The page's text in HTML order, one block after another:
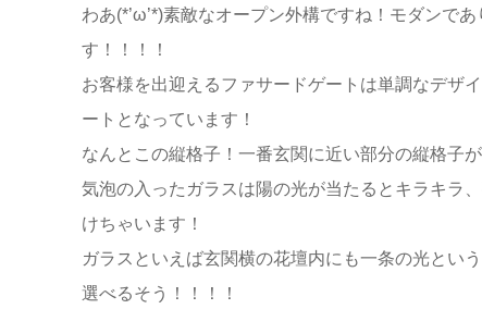
わあ(*’ω’*)素敵なオープン外構ですね！モダンで
す！！！！
お客様を出迎えるファサードゲートは単調なデザ
ートとなっています！
なんとこの縦格子！一番玄関に近い部分の縦格子
気泡の入ったガラスは陽の光が当たるとキラキラ
けちゃいます！
ガラスといえば玄関横の花壇内にも一条の光とい
選べるそう！！！！